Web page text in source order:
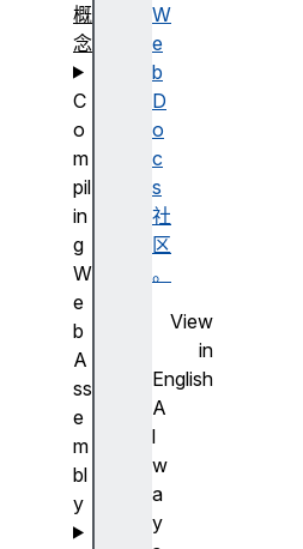
W
e
b
D
o
c
s
社
区
。
View
in
English
A
l
w
a
y
概
念
C
o
m
pil
in
g
W
e
b
A
ss
e
m
bl
y